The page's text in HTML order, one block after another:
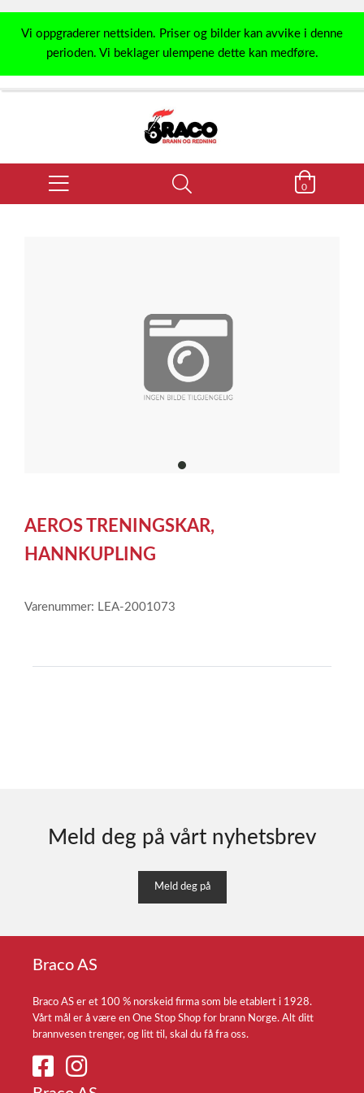
Vi oppgraderer nettsiden. Priser og bilder kan avvike i denne
perioden. Vi beklager ulempene dette kan medføre.
0
item
of
1
AEROS TRENINGSKAR,
HANNKUPLING
Varenummer: LEA-2001073
Meld deg på vårt nyhetsbrev
Meld deg på
Braco AS
Braco AS er et 100 % norskeid firma som ble etablert i 1928.
Vårt mål er å være en One Stop Shop for brann Norge. Alt ditt
brannvesen trenger, og litt til, skal du få fra oss.